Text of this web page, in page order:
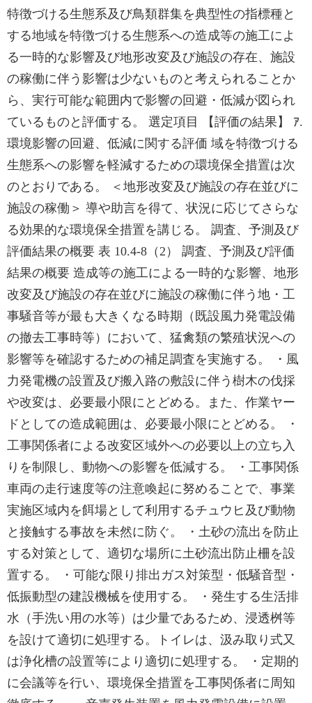
特徴づける生態系及び鳥類群集を典型性の指標種と
する地域を特徴づける生態系への造成等の施工によ
る一時的な影響及び地形改変及び施設の存在、施設
の稼働に伴う影響は少ないものと考えられることか
ら、実行可能な範囲内で影響の回避・低減が図られ
ているものと評価する。 選定項目 【評価の結果】 ｱ.
環境影響の回避、低減に関する評価 域を特徴づける
生態系への影響を軽減するための環境保全措置は次
のとおりである。 ＜地形改変及び施設の存在並びに
施設の稼働＞ 導や助言を得て、状況に応じてさらな
る効果的な環境保全措置を講じる。 調査、予測及び
評価結果の概要 表 10.4-8（2） 調査、予測及び評価
結果の概要 造成等の施工による一時的な影響、地形
改変及び施設の存在並びに施設の稼働に伴う地・工
事騒音等が最も大きくなる時期（既設風力発電設備
の撤去工事時等）において、猛禽類の繁殖状況への
影響等を確認するための補足調査を実施する。 ・風
力発電機の設置及び搬入路の敷設に伴う樹木の伐採
や改変は、必要最小限にとどめる。また、作業ヤー
ドとしての造成範囲は、必要最小限にとどめる。 ・
工事関係者による改変区域外への必要以上の立ち入
りを制限し、動物への影響を低減する。 ・工事関係
車両の走行速度等の注意喚起に努めることで、事業
実施区域内を餌場として利用するチュウヒ及び動物
と接触する事故を未然に防ぐ。 ・土砂の流出を防止
する対策として、適切な場所に土砂流出防止柵を設
置する。 ・可能な限り排出ガス対策型・低騒音型・
低振動型の建設機械を使用する。 ・発生する生活排
水（手洗い用の水等）は少量であるため、浸透桝等
を設けて適切に処理する。トイレは、汲み取り式又
は浄化槽の設置等により適切に処理する。 ・定期的
に会議等を行い、環境保全措置を工事関係者に周知